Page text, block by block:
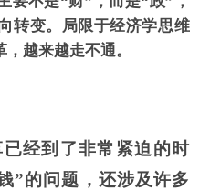
转变。局限于经济学思维
越来越走不通。
已经到了非常紧迫的时
”的问题，还涉及许多